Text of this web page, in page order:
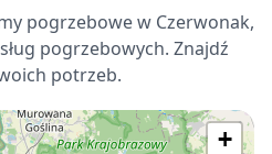
pogrzebowe w Czerwonak,
pogrzebowych. Znajdź
potrzeb.
+